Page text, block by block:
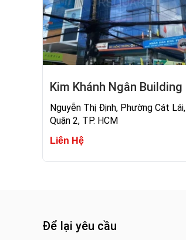
Kim Khánh Ngân Building
Nguyễn Thị Định, Phường Cát Lái,
Quận 2, TP. HCM
Liên Hệ
Để lại yêu cầu